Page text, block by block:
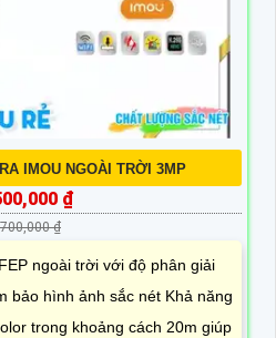
IMOU NGOÀI TRỜI 3MP
₫
₫
ngoài trời với độ phân giải
bảo hình ảnh sắc nét Khả năng
trong khoảng cách 20m giúp